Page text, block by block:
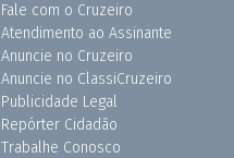
Fale com o Cruzeiro
Atendimento ao Assinante
Anuncie no Cruzeiro
Anuncie no ClassiCruzeiro
Publicidade Legal
Repórter Cidadão
Trabalhe Conosco